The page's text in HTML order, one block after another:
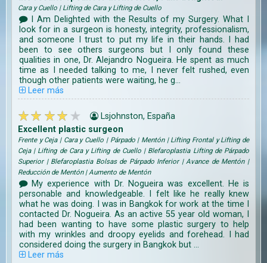
Cara y Cuello | Lifting de Cara y Lifting de Cuello
I Am Delighted with the Results of my Surgery. What I
look for in a surgeon is honesty, integrity, professionalism,
and someone I trust to put my life in their hands. I had
been to see others surgeons but I only found these
qualities in one, Dr. Alejandro Nogueira. He spent as much
time as I needed talking to me, I never felt rushed, even
though other patients were waiting, he g...
Leer más
Lsjohnston, España
Excellent plastic surgeon
Frente y Ceja | Cara y Cuello | Párpado | Mentón | Lifting Frontal y Lifting de
Ceja | Lifting de Cara y Lifting de Cuello | Blefaroplastia Lifting de Párpado
Superior | Blefaroplastia Bolsas de Párpado Inferior | Avance de Mentón |
Reducción de Mentón | Aumento de Mentón
My experience with Dr. Nogueira was excellent. He is
personable and knowledgeable. I felt like he really knew
what he was doing. I was in Bangkok for work at the time I
contacted Dr. Nogueira. As an active 55 year old woman, I
had been wanting to have some plastic surgery to help
with my wrinkles and droopy eyelids and forehead. I had
considered doing the surgery in Bangkok but ...
Leer más